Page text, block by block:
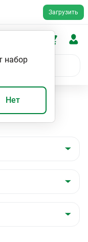
Загрузить
набор
Нет